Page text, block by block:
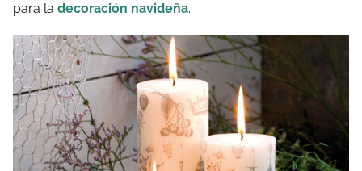
para la decoración navideña.